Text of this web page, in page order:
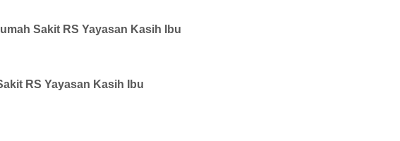
Sakit RS Yayasan Kasih Ibu
RS Yayasan Kasih Ibu